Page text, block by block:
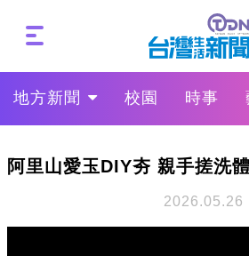
地方新聞 校園 時事
阿里山愛玉DIY夯 親手搓洗
2026.05.26